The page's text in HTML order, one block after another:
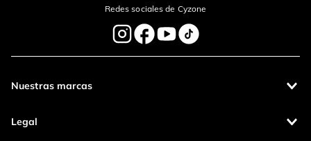
Redes sociales de Cyzone
Nuestras marcas
Legal